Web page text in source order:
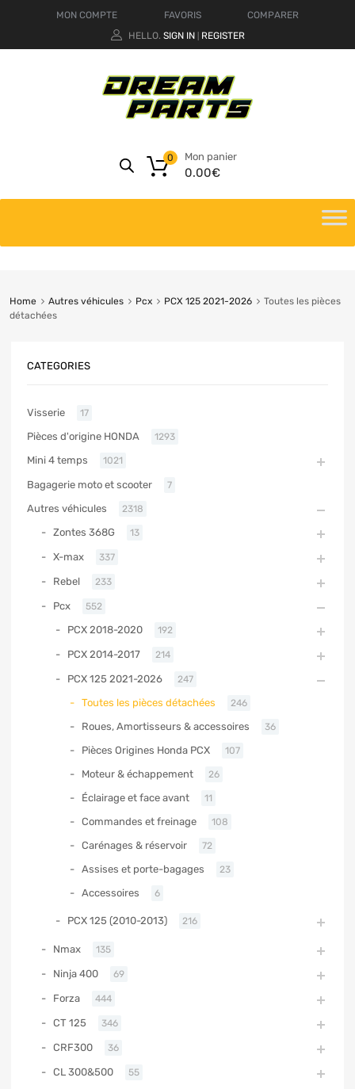
MON COMPTE FAVORIS
COMPARER
HELLO. SIGN IN REGISTER
Mon panier
0.00€
0
Home Autres véhicules Pcx PCX 125 2021-2026
Toutes les pièces
détachées
CATEGORIES
Visserie 17
Pièces d'origine HONDA 1293
Mini 4 temps 1021
Bagagerie moto et scooter 7
Autres véhicules 2318
Zontes 368G 13
X-max 337
Rebel 233
Pcx 552
PCX 2018-2020 192
PCX 2014-2017 214
PCX 125 2021-2026 247
Toutes les pièces détachées 246
Roues, Amortisseurs & accessoires 36
Pièces Origines Honda PCX 107
Moteur & échappement 26
Éclairage et face avant 11
Commandes et freinage 108
Carénages & réservoir 72
Assises et porte-bagages 23
Accessoires 6
PCX 125 (2010-2013) 216
Nmax 135
Ninja 400 69
Forza 444
CT 125 346
CRF300 36
CL 300&500 55